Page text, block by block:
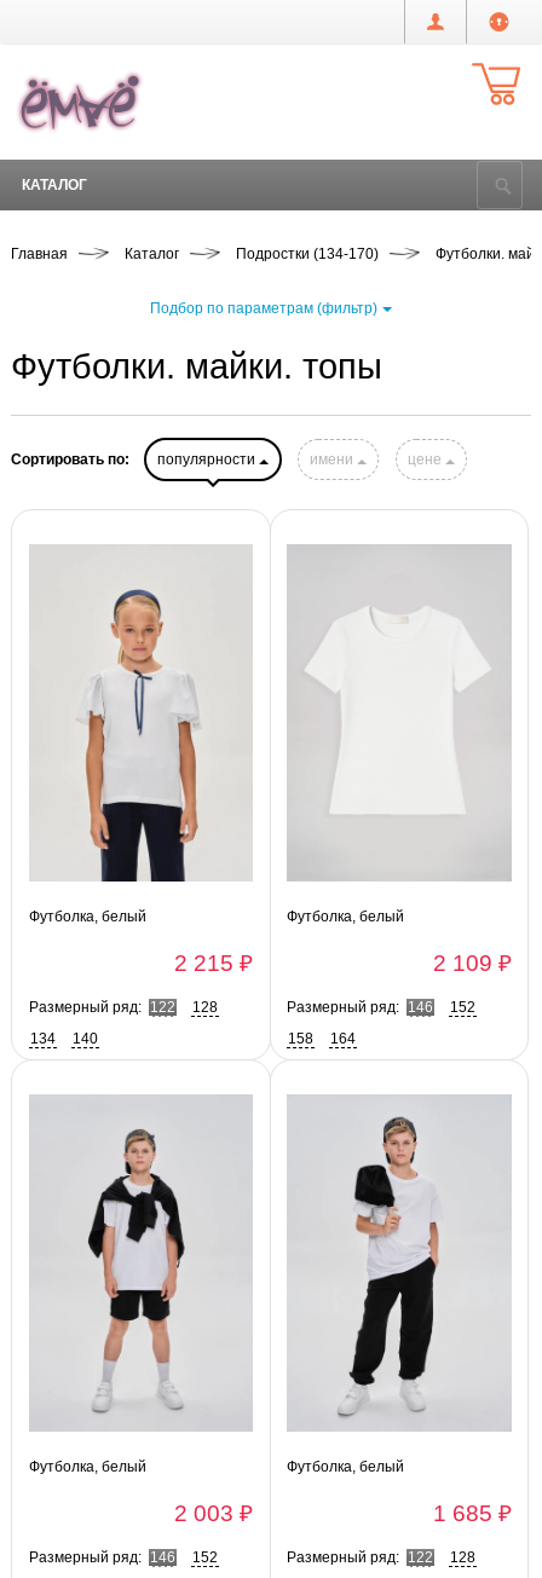
КАТАЛОГ
Главная Каталог Подростки (134-170) Футболки.
Подбор по параметрам (фильтр)
Футболки. майки. топы
Сортировать по: популярности имени цене
Футболка, белый
2 215 ₽
Размерный ряд: 122
128
134
140
Футболка, белый
2 109 ₽
Размерный ряд: 146
152
158
164
Футболка, белый
2 003 ₽
Размерный ряд: 146 152
Футболка, белый
1 685 ₽
Размерный ряд: 122
128